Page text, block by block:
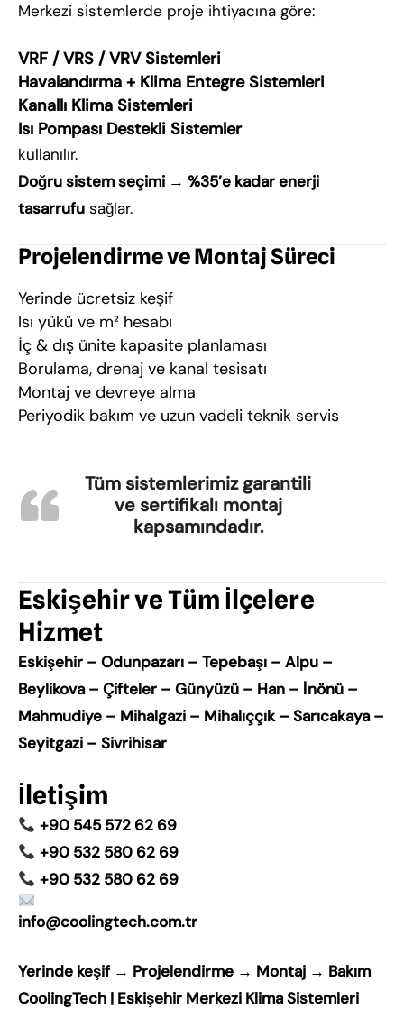
Merkezi sistemlerde proje ihtiyacına göre:
VRF / VRS / VRV Sistemleri
Havalandırma + Klima Entegre Sistemleri
Kanallı Klima Sistemleri
Isı Pompası Destekli Sistemler
kullanılır.
Doğru sistem seçimi → %35’e kadar enerji
tasarrufu sağlar.
Projelendirme ve Montaj Süreci
Yerinde ücretsiz keşif
Isı yükü ve m² hesabı
İç & dış ünite kapasite planlaması
Borulama, drenaj ve kanal tesisatı
Montaj ve devreye alma
Periyodik bakım ve uzun vadeli teknik servis
Tüm sistemlerimizgarantili
ve sertifikalımontaj
kapsamındadır.
Eskişehir ve Tüm İlçelere
Hizmet
Eskişehir – Odunpazarı – Tepebaşı – Alpu –
Beylikova – Çifteler – Günyüzü – Han – İnönü –
Mahmudiye – Mihalgazi – Mihalıççık – Sarıcakaya –
Seyitgazi – Sivrihisar
İletişim
+90 545 572 62 69
+90 532 580 62 69
+90 532 580 62 69
info@coolingtech.com.tr
Yerinde keşif → Projelendirme → Montaj → Bakım
CoolingTech | Eskişehir Merkezi Klima Sistemleri